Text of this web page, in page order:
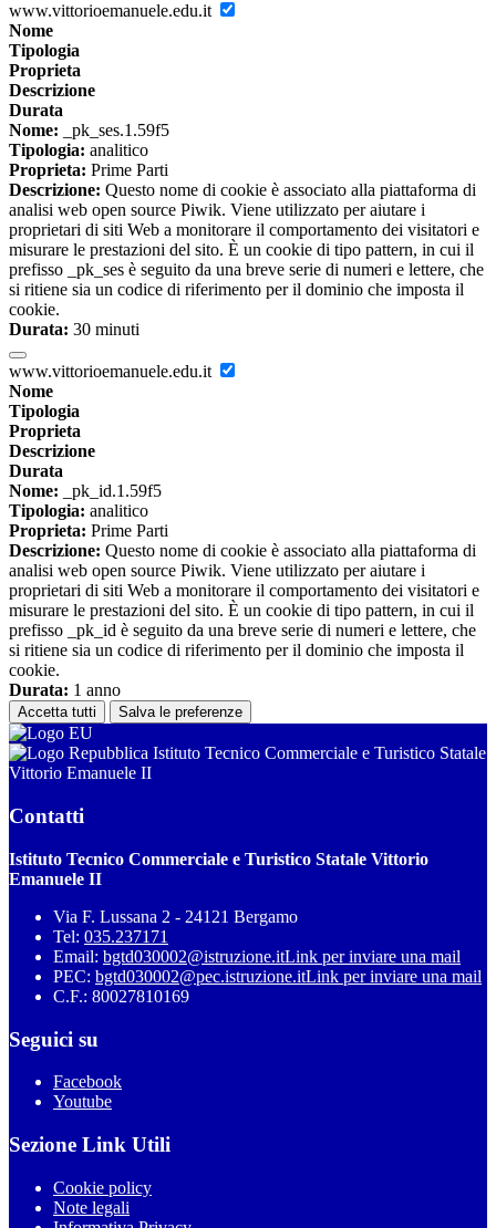
www.vittorioemanuele.edu.it
Nome
Tipologia
Proprieta
Descrizione
Durata
Nome: _pk_ses.1.59f5
Tipologia: analitico
Proprieta: Prime Parti
Descrizione: Questo nome di cookie è associato alla piattaforma di
analisi web open source Piwik. Viene utilizzato per aiutare i
proprietari di siti Web a monitorare il comportamento dei visitatori e
misurare le prestazioni del sito. È un cookie di tipo pattern, in cui il
prefisso _pk_ses è seguito da una breve serie di numeri e lettere, che
si ritiene sia un codice di riferimento per il dominio che imposta il
cookie.
Durata: 30 minuti
www.vittorioemanuele.edu.it
Nome
Tipologia
Proprieta
Descrizione
Durata
Nome: _pk_id.1.59f5
Tipologia: analitico
Proprieta: Prime Parti
Descrizione: Questo nome di cookie è associato alla piattaforma di
analisi web open source Piwik. Viene utilizzato per aiutare i
proprietari di siti Web a monitorare il comportamento dei visitatori e
misurare le prestazioni del sito. È un cookie di tipo pattern, in cui il
prefisso _pk_id è seguito da una breve serie di numeri e lettere, che
si ritiene sia un codice di riferimento per il dominio che imposta il
cookie.
Durata: 1 anno
Accetta tutti Salva le preferenze
Istituto Tecnico Commerciale e Turistico Statale
Vittorio Emanuele II
Contatti
Istituto Tecnico Commerciale e Turistico Statale Vittorio
Emanuele II
Via F. Lussana 2 - 24121 Bergamo
Tel: 035.237171
Email: bgtd030002@istruzione.itLink per inviare una mail
PEC: bgtd030002@pec.istruzione.itLink per inviare una mail
C.F.: 80027810169
Seguici su
Facebook
Youtube
Sezione Link Utili
Cookie policy
Note legali